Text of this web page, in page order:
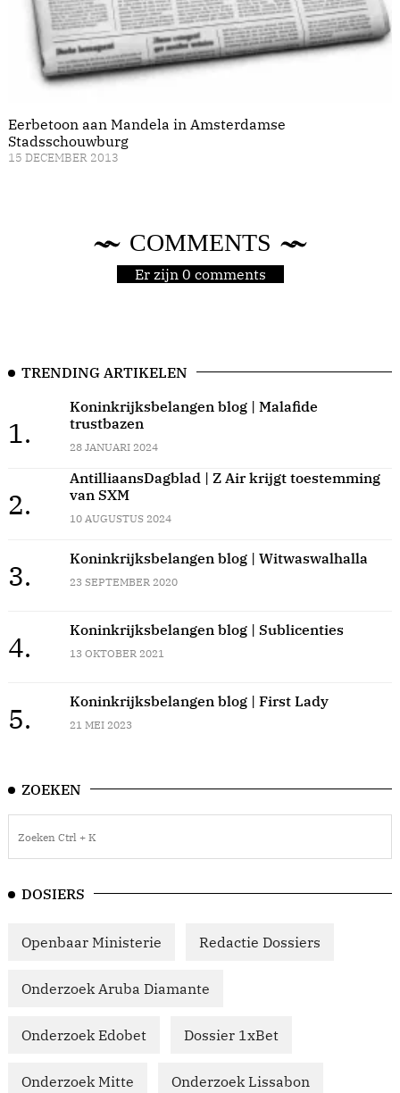
Eerbetoon aan Mandela in Amsterdamse
Stadsschouwburg
15 DECEMBER 2013
COMMENTS
Er zijn 0 comments
TRENDING ARTIKELEN
1.
Koninkrijksbelangen blog | Malafide
trustbazen
28 JANUARI 2024
2.
AntilliaansDagblad | Z Air krijgt toestemming
van SXM
10 AUGUSTUS 2024
3.
Koninkrijksbelangen blog | Witwaswalhalla
23 SEPTEMBER 2020
4.
Koninkrijksbelangen blog | Sublicenties
13 OKTOBER 2021
5.
Koninkrijksbelangen blog | First Lady
21 MEI 2023
ZOEKEN
DOSIERS
Openbaar Ministerie Redactie Dossiers
Onderzoek Aruba Diamante
Onderzoek Edobet Dossier 1xBet
Onderzoek Mitte Onderzoek Lissabon